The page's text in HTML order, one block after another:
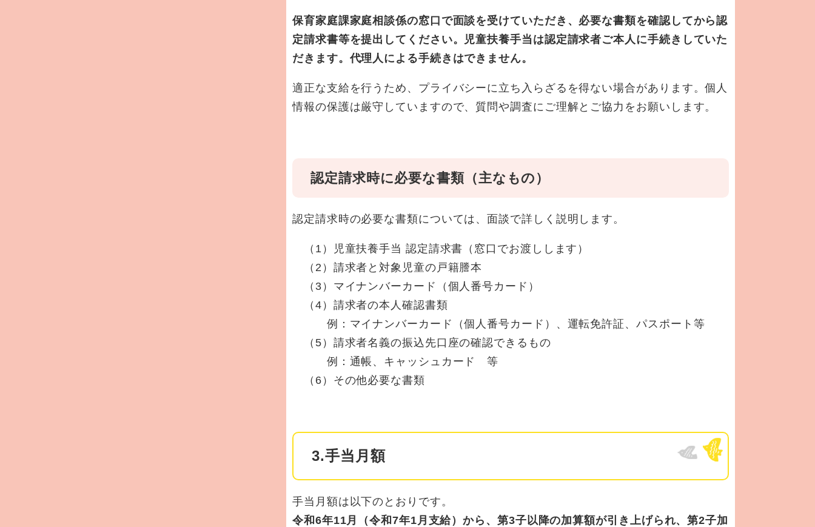
保育家庭課家庭相談係の窓口で面談を受けていただき、必要な書類を確認してから認
定請求書等を提出してください。児童扶養手当は認定請求者ご本人に手続きしていた
だきます。代理人による手続きはできません。
適正な支給を行うため、プライバシーに立ち入らざるを得ない場合があります。個人
情報の保護は厳守していますので、質問や調査にご理解とご協力をお願いします。
認定請求時に必要な書類（主なもの）
認定請求時の必要な書類については、面談で詳しく説明します。
（1）児童扶養手当 認定請求書（窓口でお渡しします）
（2）請求者と対象児童の戸籍謄本
（3）マイナンバーカード（個人番号カード）
（4）請求者の本人確認書類
例：マイナンバーカード（個人番号カード）、運転免許証、パスポート等
（5）請求者名義の振込先口座の確認できるもの
例：通帳、キャッシュカード 等
（6）その他必要な書類
3.手当月額
手当月額は以下のとおりです。
令和6年11月（令和7年1月支給）から、第3子以降の加算額が引き上げられ、第2子加